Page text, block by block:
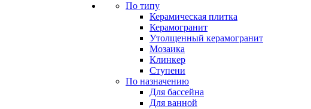
По типу
Керамическая плитка
Керамогранит
Утолщенный керамогранит
Мозаика
Клинкер
Ступени
По назначению
Для бассейна
Для ванной